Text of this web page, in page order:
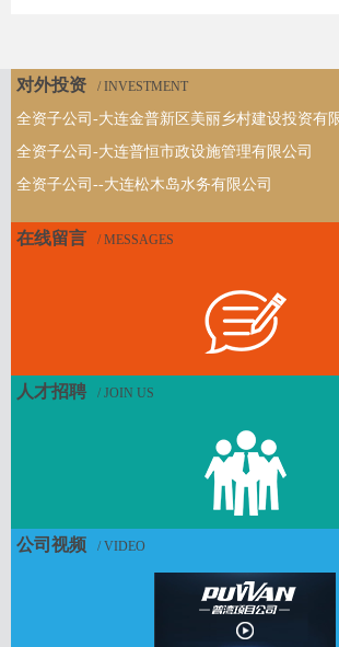
对外投资 / INVESTMENT
全资子公司-大连金普新区美丽乡村建设投资有
全资子公司-大连普恒市政设施管理有限公司
全资子公司--大连松木岛水务有限公司
全资子公司-大连时泰普旅实业发展有限公司
全资子公司-大连时泰普旅实业发展有限公司
全资子公司-大连普湾青少年足球训练基地管理
全资子公司-大连时泰置业有限公司
全资子公司-大连普信投资管理有限公司
全资子公司-时泰数字科技（辽宁）有限公司
全资子公司-大连奥邦体育文化发展有限公司
全资子公司-大连泰诚人力资源开发有限公司
全资子公司-大连三十里堡临港工业园区开发建
全资子公司-大连时泰农业科技园有限公司
在线留言 / MESSAGES
人才招聘 / JOIN US
公司视频 / VIDEO